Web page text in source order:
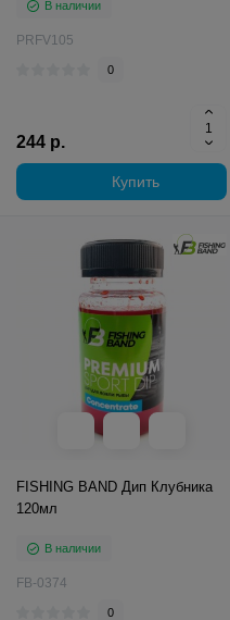
В наличии
PRFV105
0
244 р.
Купить
FISHING BAND Дип Клубника
120мл
В наличии
FB-0374
0